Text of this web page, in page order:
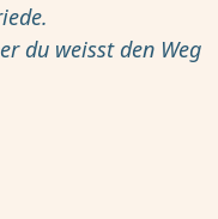
du weisst den Weg